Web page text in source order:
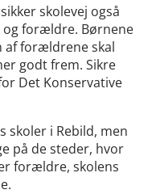
skolevej også
og forældre. Børnene
af forældrene skal
godt frem. Sikre
Det Konservative
skoler i Rebild, men
på de steder, hvor
forældre, skolens